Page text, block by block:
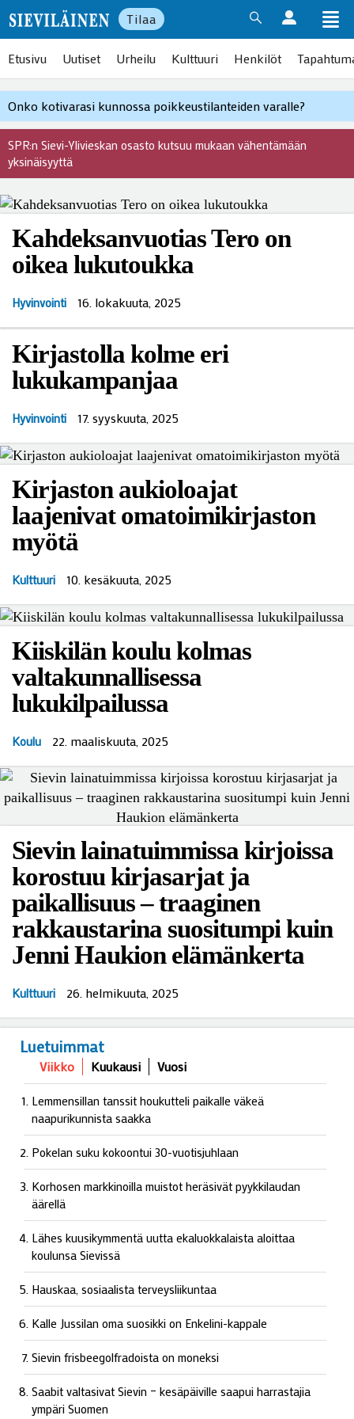
Tilaa
Etusivu Uutiset Urheilu Kulttuuri Henkilöt
Onko kotivarasi kunnossa poikkeustilanteiden varalle?
SPR:n Sievi-Ylivieskan osasto kutsuu mukaan vähentämään
yksinäisyyttä
Kahdeksanvuotias Tero on
oikea lukutoukka
Hyvinvointi 16. lokakuuta, 2025
Kirjastolla kolme eri
lukukampanjaa
Hyvinvointi 17. syyskuuta, 2025
Kirjaston aukioloajat
laajenivat omatoimikirjaston
myötä
Kulttuuri 10. kesäkuuta, 2025
Kiiskilän koulu kolmas
valtakunnallisessa
lukukilpailussa
Koulu 22. maaliskuuta, 2025
Sievin lainatuimmissa kirjoissa
korostuu kirjasarjat ja
paikallisuus – traaginen
rakkaustarina suositumpi kuin
Jenni Haukion elämänkerta
Kulttuuri 26. helmikuuta, 2025
Luetuimmat
Viikko Kuukausi Vuosi
Lemmensillan tanssit houkutteli paikalle väkeä
naapurikunnista saakka
Pokelan suku kokoontui 30-vuotisjuhlaan
Korhosen markkinoilla muistot heräsivät pyykkilaudan
äärellä
Lähes kuusikymmentä uutta ekaluokkalaista aloittaa
koulunsa Sievissä
Hauskaa, sosiaalista terveysliikuntaa
Kalle Jussilan oma suosikki on Enkelini-kappale
Sievin frisbeegolfradoista on moneksi
Saabit valtasivat Sievin – kesäpäiville saapui harrastajia
ympäri Suomen